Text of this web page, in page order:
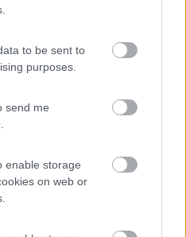
to be sent to
purposes.
send me
enable storage
on web or
ne vedi una simile alla tua, o